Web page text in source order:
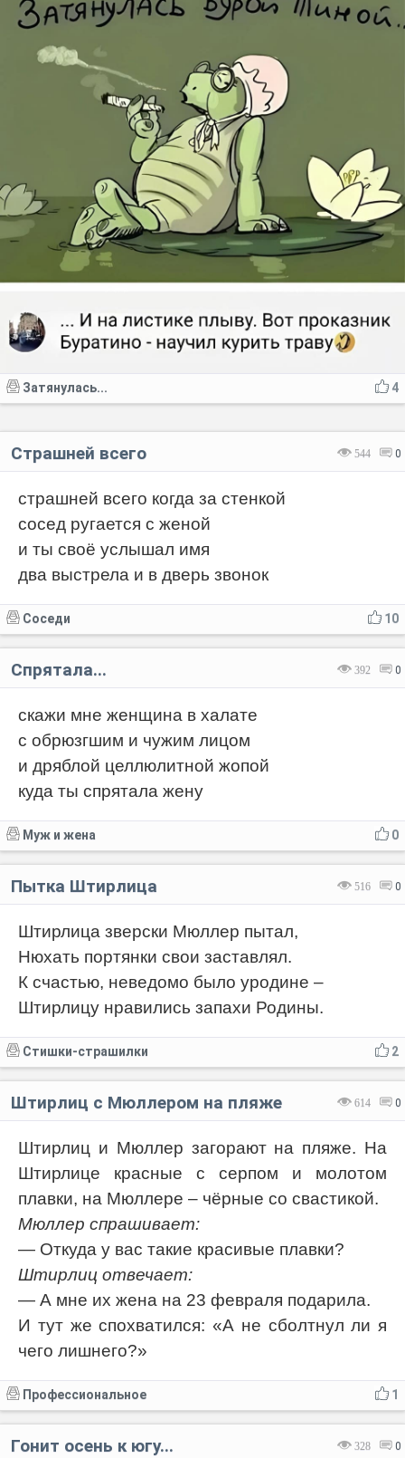
4
Затянулась...
544 0
Страшней всего
страшней всего когда за стенкой
сосед ругается с женой
и ты своё услышал имя
два выстрела и в дверь звонок
10
Соседи
392 0
Спрятала...
скажи мне женщина в халате
с обрюзгшим и чужим лицом
и дряблой целлюлитной жопой
куда ты спрятала жену
0
Муж и жена
516 0
Пытка Штирлица
Штирлица зверски Мюллер пытал,
Нюхать портянки свои заставлял.
К счастью, неведомо было уродине –
Штирлицу нравились запахи Родины.
2
Стишки-страшилки
614 0
Штирлиц с Мюллером на пляже
Штирлиц и Мюллер загорают на пляже. На
Штирлице красные с серпом и молотом
плавки, на Мюллере – чёрные со свастикой.
Мюллер спрашивает:
— Откуда у вас такие красивые плавки?
Штирлиц отвечает:
— А мне их жена на 23 февраля подарила.
И тут же спохватился: «А не сболтнул ли я
чего лишнего?»
1
Профессиональное
328 0
Гонит осень к югу...